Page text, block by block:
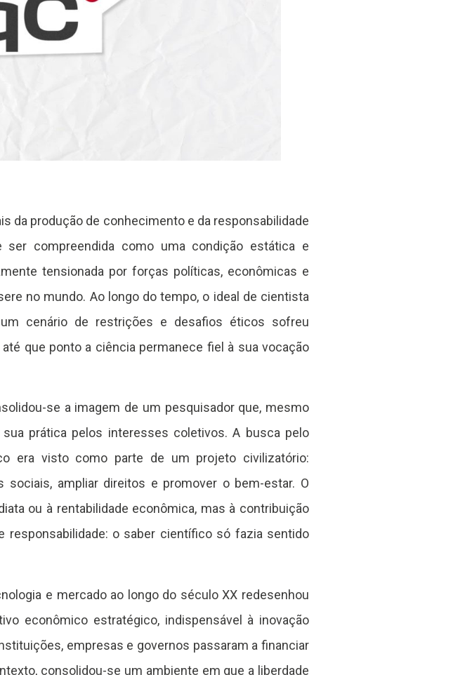
da produção de conhecimento e da responsabilidade
ser compreendida como uma condição estática e
tensionada por forças políticas, econômicas e
no mundo. Ao longo do tempo, o ideal de cientista
cenário de restrições e desafios éticos sofreu
que ponto a ciência permanece fiel à sua vocação
se a imagem de um pesquisador que, mesmo
prática pelos interesses coletivos. A busca pelo
era visto como parte de um projeto civilizatório:
sociais, ampliar direitos e promover o bem-estar. O
ou à rentabilidade econômica, mas à contribuição
responsabilidade: o saber científico só fazia sentido
e mercado ao longo do século XX redesenhou
econômico estratégico, indispensável à inovação
empresas e governos passaram a financiar
consolidou-se um ambiente em que a liberdade